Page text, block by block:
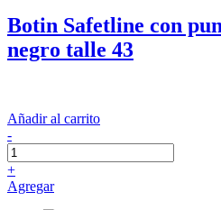
Botin Safetline con
negro talle 43
Añadir al carrito
-
+
Agregar